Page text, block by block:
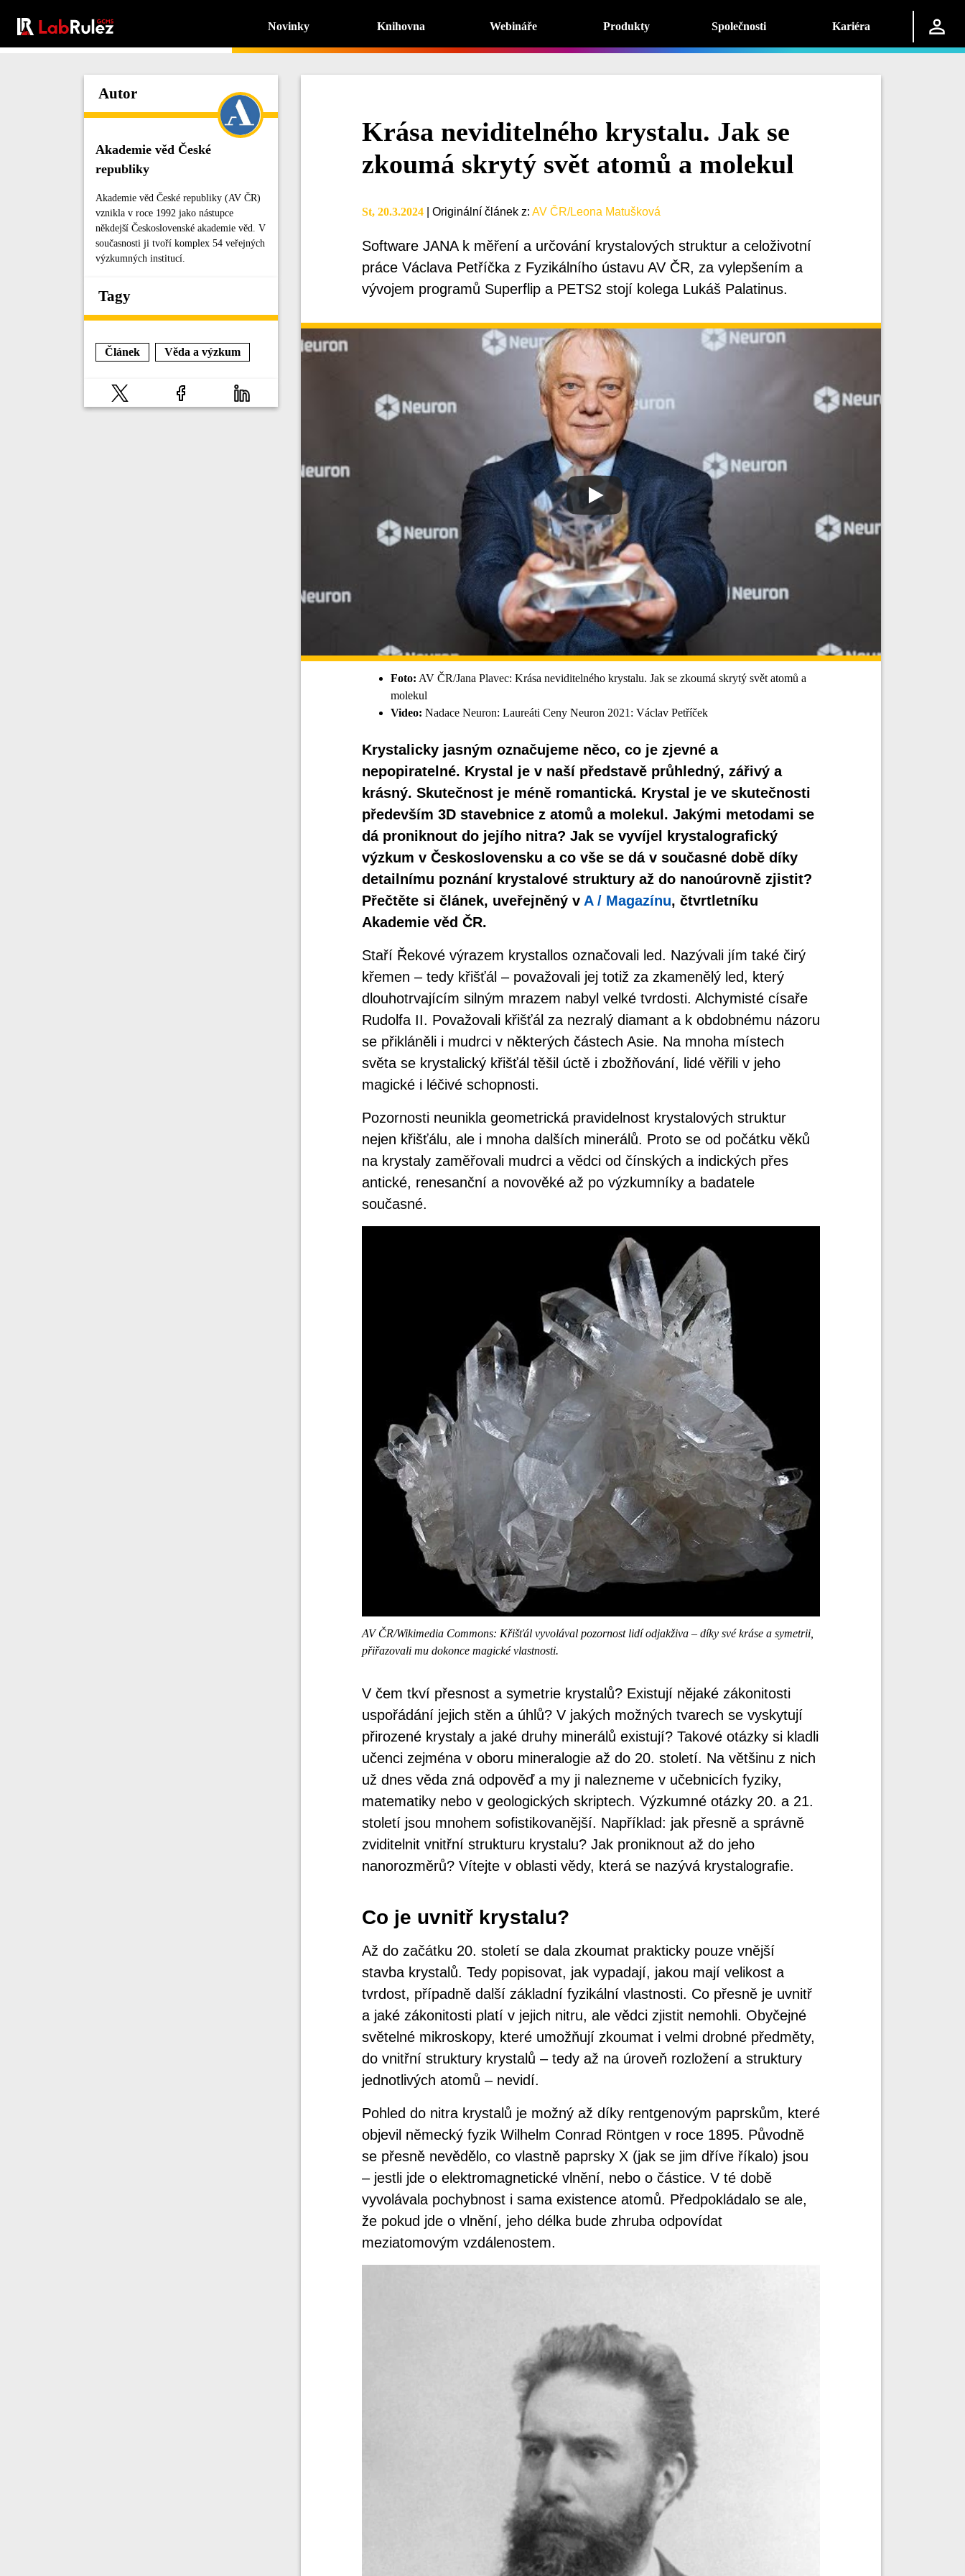
Novinky Knihovna Webináře Produkty Společnosti Kariéra
Autor
Akademie věd České
republiky
Akademie věd České republiky (AV ČR)
vznikla v roce 1992 jako nástupce
někdejší Československé akademie věd. V
současnosti ji tvoří komplex 54 veřejných
výzkumných institucí.
Tagy
Článek Věda a výzkum
Krása neviditelného krystalu. Jak se
zkoumá skrytý svět atomů a molekul
St, 20.3.2024 Originální článek z: AV ČR/Leona Matušková
Software JANA k měření a určování krystalových struktur a celoživotní
práce Václava Petříčka z Fyzikálního ústavu AV ČR, za vylepšením a
vývojem programů Superflip a PETS2 stojí kolega Lukáš Palatinus.
Foto: AV ČR/Jana Plavec: Krása neviditelného krystalu. Jak se zkoumá skrytý svět atomů a
molekul
Video: Nadace Neuron: Laureáti Ceny Neuron 2021: Václav Petříček
Krystalicky jasným označujeme něco, co je zjevné a
nepopiratelné. Krystal je v naší představě průhledný, zářivý a
krásný. Skutečnost je méně romantická. Krystal je ve skutečnosti
především 3D stavebnice z atomů a molekul. Jakými metodami se
dá proniknout do jejího nitra? Jak se vyvíjel krystalografický
výzkum v Československu a co vše se dá v současné době díky
detailnímu poznání krystalové struktury až do nanoúrovně zjistit?
Přečtěte si článek, uveřejněný v A / Magazínu, čtvrtletníku
Akademie věd ČR.
Staří Řekové výrazem krystallos označovali led. Nazývali jím také čirý
křemen – tedy křišťál – považovali jej totiž za zkamenělý led, který
dlouhotrvajícím silným mrazem nabyl velké tvrdosti. Alchymisté císaře
Rudolfa II. Považovali křišťál za nezralý diamant a k obdobnému názoru
se přikláněli i mudrci v některých částech Asie. Na mnoha místech
světa se krystalický křišťál těšil úctě i zbožňování, lidé věřili v jeho
magické i léčivé schopnosti.
Pozornosti neunikla geometrická pravidelnost krystalových struktur
nejen křišťálu, ale i mnoha dalších minerálů. Proto se od počátku věků
na krystaly zaměřovali mudrci a vědci od čínských a indických přes
antické, renesanční a novověké až po výzkumníky a badatele
současné.
AV ČR/Wikimedia Commons: Křišťál vyvolával pozornost lidí odjakživa – díky své kráse a symetrii,
přiřazovali mu dokonce magické vlastnosti.
V čem tkví přesnost a symetrie krystalů? Existují nějaké zákonitosti
uspořádání jejich stěn a úhlů? V jakých možných tvarech se vyskytují
přirozené krystaly a jaké druhy minerálů existují? Takové otázky si kladli
učenci zejména v oboru mineralogie až do 20. století. Na většinu z nich
už dnes věda zná odpověď a my ji nalezneme v učebnicích fyziky,
matematiky nebo v geologických skriptech. Výzkumné otázky 20. a 21.
století jsou mnohem sofistikovanější. Například: jak přesně a správně
zviditelnit vnitřní strukturu krystalu? Jak proniknout až do jeho
nanorozměrů? Vítejte v oblasti vědy, která se nazývá krystalografie.
Co je uvnitř krystalu?
Až do začátku 20. století se dala zkoumat prakticky pouze vnější
stavba krystalů. Tedy popisovat, jak vypadají, jakou mají velikost a
tvrdost, případně další základní fyzikální vlastnosti. Co přesně je uvnitř
a jaké zákonitosti platí v jejich nitru, ale vědci zjistit nemohli. Obyčejné
světelné mikroskopy, které umožňují zkoumat i velmi drobné předměty,
do vnitřní struktury krystalů – tedy až na úroveň rozložení a struktury
jednotlivých atomů – nevidí.
Pohled do nitra krystalů je možný až díky rentgenovým paprskům, které
objevil německý fyzik Wilhelm Conrad Röntgen v roce 1895. Původně
se přesně nevědělo, co vlastně paprsky X (jak se jim dříve říkalo) jsou
– jestli jde o elektromagnetické vlnění, nebo o částice. V té době
vyvolávala pochybnost i sama existence atomů. Předpokládalo se ale,
že pokud jde o vlnění, jeho délka bude zhruba odpovídat
meziatomovým vzdálenostem.